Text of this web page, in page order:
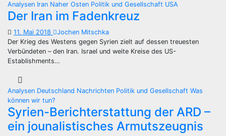
Analysen Iran Naher Osten Politik und Gesellschaft USA
Der Iran im Fadenkreuz
11. Mai 2018
Jochen Mitschka
Der Krieg des Westens gegen Syrien zielt auf dessen treuesten
Verbündeten – den Iran. Israel und weite Kreise des US-
Establishments…
Analysen Deutschland Nachrichten Politik und Gesellschaft Was
können wir tun?
Syrien-Berichterstattung der ARD –
ein jounalistisches Armutszeugnis